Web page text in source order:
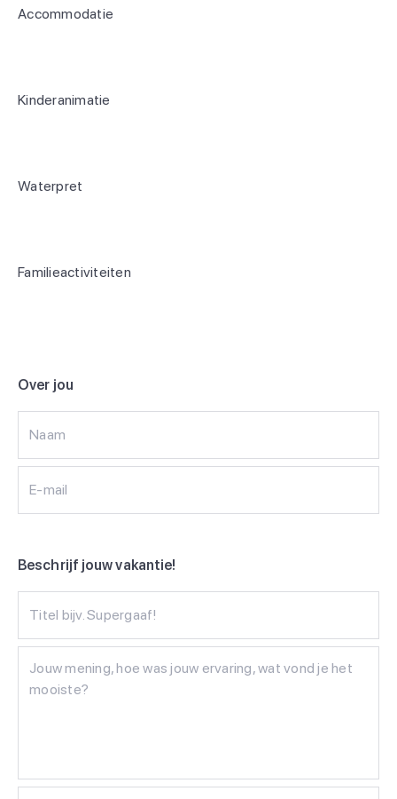
Accommodatie
Kinderanimatie
Waterpret
Familieactiviteiten
Over jou
Naam
E-mail
Beschrijf jouw vakantie!
Titel bijv. Supergaaf!